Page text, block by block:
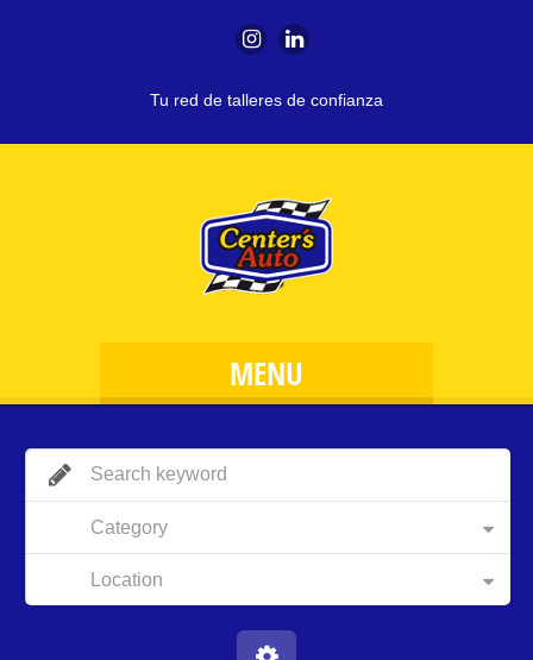
Tu red de talleres de confianza
MENU
Category
Location